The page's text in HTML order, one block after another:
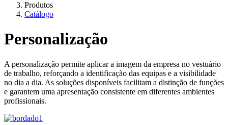
Produtos
Catálogo
Personalização
A personalização permite aplicar a imagem da empresa no vestuário
de trabalho, reforçando a identificação das equipas e a visibilidade
no dia a dia. As soluções disponíveis facilitam a distinção de funções
e garantem uma apresentação consistente em diferentes ambientes
profissionais.